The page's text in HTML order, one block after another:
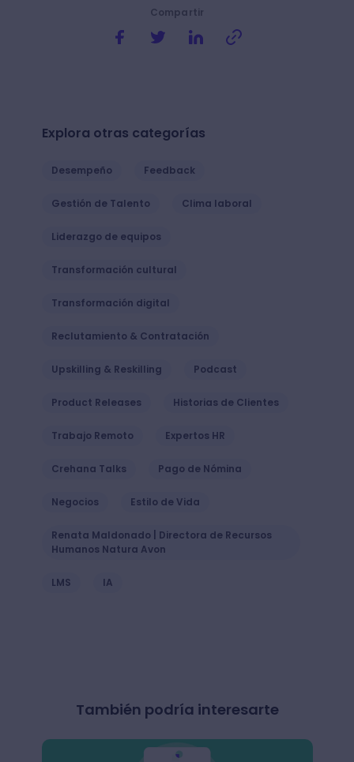
Compartir
Explora otras categorías
Desempeño Feedback
Gestión de Talento Clima laboral
Liderazgo de equipos
Transformación cultural
Transformación digital
Reclutamiento & Contratación
Upskilling & Reskilling Podcast
Product Releases Historias de Clientes
Trabajo Remoto Expertos HR
Crehana Talks Pago de Nómina
Negocios Estilo de Vida
Renata Maldonado | Directora de Recursos
Humanos Natura Avon
LMS IA
También podría interesarte